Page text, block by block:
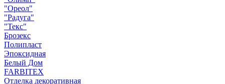
"Ореол"
"Радуга"
"Текс"
Брозекс
Полипласт
Эпоксидная
Белый Дом
FARBITEX
Отделка декоративная